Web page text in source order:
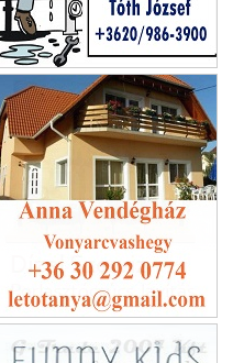
Tóth József
Anna Vendégház
Vonyarcvashegy